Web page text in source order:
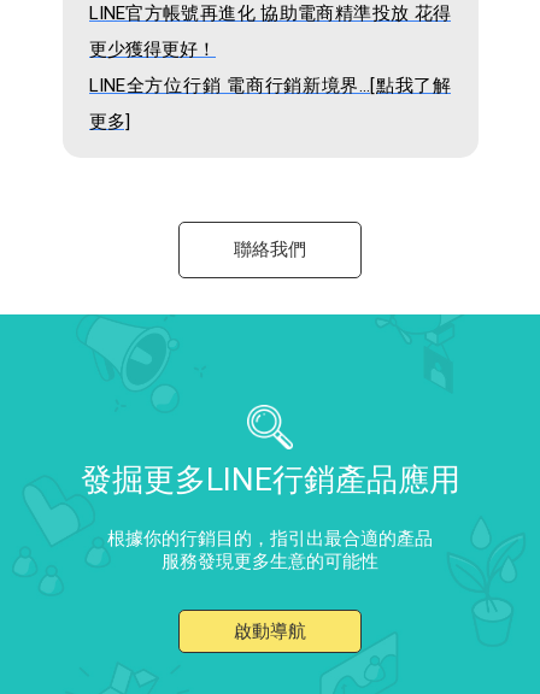
LINE官方帳號再進化 協助電商精準投放 花得
更少獲得更好！
LINE全方位行銷 電商行銷新境界...[點我了解
更多]
聯絡我們
發掘更多LINE行銷產品應用
根據你的行銷目的，指引出最合適的產品
服務發現更多生意的可能性
啟動導航